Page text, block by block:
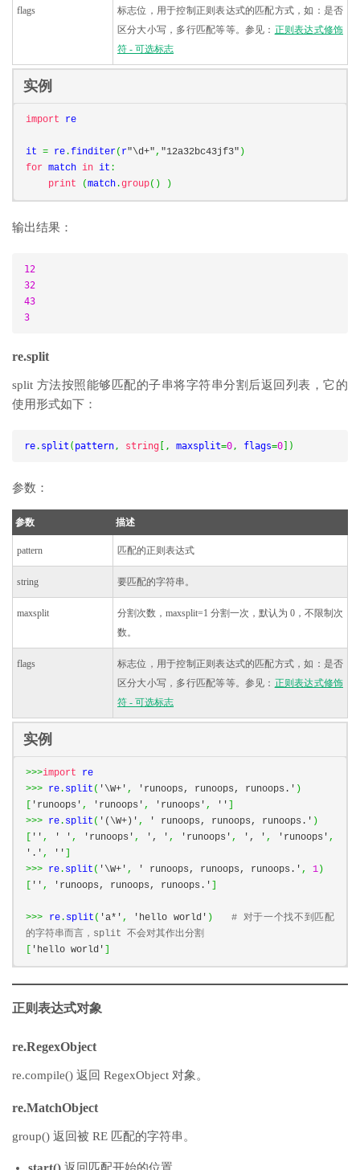
flags
标志位，用于控制正则表达式的匹配方式，如：是否
区分大小写，多行匹配等等。参见： 正则表达式修饰
符 - 可选标志
实例
import re
it = re .finditer( r"\d+", "12a32bc43jf3" )
for match in it :
print
(match .group() )
输出结果：
12
32
43
3
re.split
split 方法按照能够匹配的子串将字符串分割后返回列表，它的
使用形式如下：
re. split ( pattern, string [, maxsplit=0, flags=0 ])
参数：
参数 描述
pattern 匹配的正则表达式
string 要匹配的字符串。
maxsplit
分割次数，maxsplit=1 分割一次，默认为 0，不限制次
数。
flags
标志位，用于控制正则表达式的匹配方式，如：是否
区分大小写，多行匹配等等。参见： 正则表达式修饰
符 - 可选标志
实例
>>>import
>>> re . split ( '\W+' , 'runoops, runoops, runoops.' )
'runoops' , 'runoops' , 'runoops' , ''
>>> re . split ( '(\W+)' , ' runoops, runoops, runoops.' )
'' , ' ' , 'runoops' , ', ' , 'runoops' , ', ' , 'runoops' ,
'.' , ''
>>> re . split ( '\W+' , ' runoops, runoops, runoops.' , 1 )
'' , 'runoops, runoops, runoops.'
>>> re. split ( 'a*' , 'hello world' )
# 对于一个找不到匹配
的字符串而言，split 不会对其作出分割
'hello world'
正则表达式对象
re.RegexObject
re.compile() 返回 RegexObject 对象。
re.MatchObject
group() 返回被 RE 匹配的字符串。